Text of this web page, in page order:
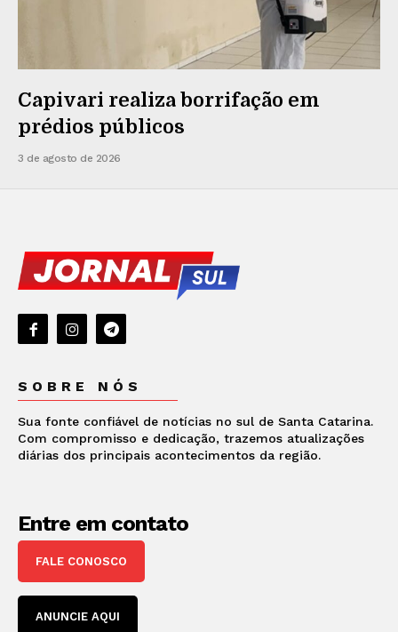
Capivari realiza borrifação em
prédios públicos
3 de agosto de 2026
SOBRE NÓS
Sua fonte confiável de notícias no sul de Santa Catarina.
Com compromisso e dedicação, trazemos atualizações
diárias dos principais acontecimentos da região.
Entre em contato
FALE CONOSCO
ANUNCIE AQUI